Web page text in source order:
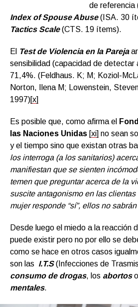
de referencia
Index of Spouse Abuse(ISA. 30
Tactics Scale(CTS. 19 ítems).
El Test de Violencia en la Pareja
sensibilidad (capacidad de detectar
71,4%. (Feldhaus. K; M; Koziol-
Norton, Ilena M; Lowenstein,
1997)[x]
Es posible que, como afirma el
las Naciones Unidas [xi] no sean
y el tiempo sino que existan otras
los interroga (a los sanitarios)
manifiestan que se sienten
temen que preguntar acerca de la
suscite antagonismo en las
mujer responde “sí”, ellos no sabrán
Desde luego el miedo a la reacción
puede existir pero no por ello se
como se hace en otros casos
son las I.T.S (Infecciones de
consumo de drogas, los abortos
mentales.